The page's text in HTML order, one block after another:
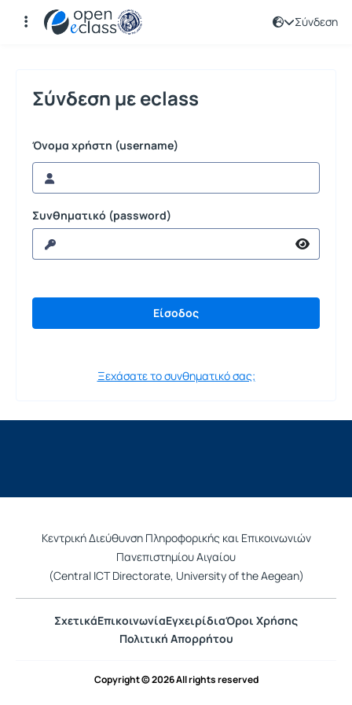
Σύνδεση
Σύνδεση
Σύνδεση με eclass
Όνομα χρήστη (username)
Συνθηματικό (password)
Ξεχάσατε το συνθηματικό σας;
Κεντρική Διεύθυνση Πληροφορικής και Επικοινωνιών
Πανεπιστημίου Αιγαίου
(Central ICT Directorate, University of the Aegean)
ΣχετικάΕπικοινωνίαΕγχειρίδιαΌροι Χρήσης
Πολιτική Απορρήτου
Copyright © 2026 All rights reserved